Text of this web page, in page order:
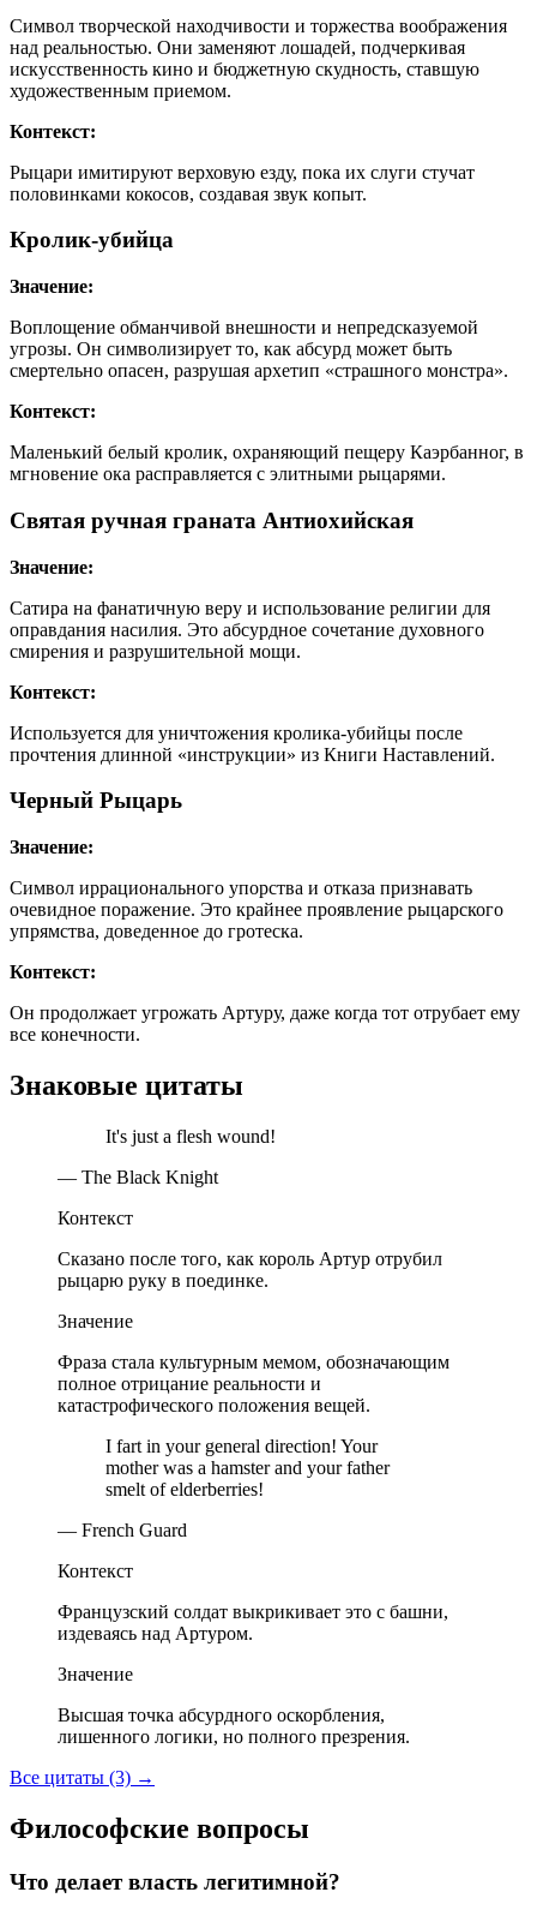
Символ творческой находчивости и торжества воображения
над реальностью. Они заменяют лошадей, подчеркивая
искусственность кино и бюджетную скудность, ставшую
художественным приемом.
Контекст:
Рыцари имитируют верховую езду, пока их слуги стучат
половинками кокосов, создавая звук копыт.
Кролик-убийца
Значение:
Воплощение обманчивой внешности и непредсказуемой
угрозы. Он символизирует то, как абсурд может быть
смертельно опасен, разрушая архетип «страшного монстра».
Контекст:
Маленький белый кролик, охраняющий пещеру Каэрбанног, в
мгновение ока расправляется с элитными рыцарями.
Святая ручная граната Антиохийская
Значение:
Сатира на фанатичную веру и использование религии для
оправдания насилия. Это абсурдное сочетание духовного
смирения и разрушительной мощи.
Контекст:
Используется для уничтожения кролика-убийцы после
прочтения длинной «инструкции» из Книги Наставлений.
Черный Рыцарь
Значение:
Символ иррационального упорства и отказа признавать
очевидное поражение. Это крайнее проявление рыцарского
упрямства, доведенное до гротеска.
Контекст:
Он продолжает угрожать Артуру, даже когда тот отрубает ему
все конечности.
Знаковые цитаты
It's just a flesh wound!
— The Black Knight
Контекст
Сказано после того, как король Артур отрубил
рыцарю руку в поединке.
Значение
Фраза стала культурным мемом, обозначающим
полное отрицание реальности и
катастрофического положения вещей.
I fart in your general direction! Your
mother was a hamster and your father
smelt of elderberries!
— French Guard
Контекст
Французский солдат выкрикивает это с башни,
издеваясь над Артуром.
Значение
Высшая точка абсурдного оскорбления,
лишенного логики, но полного презрения.
Все цитаты (3) →
Философские вопросы
Что делает власть легитимной?